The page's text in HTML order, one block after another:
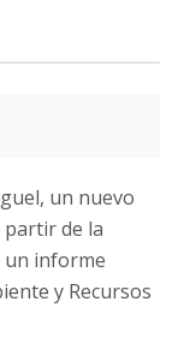
un nuevo
de la
un informe
y Recursos